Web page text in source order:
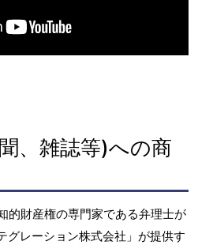
、雑誌等)への商
的財産権の専門家である弁理士が
グレーション株式会社」が提供す